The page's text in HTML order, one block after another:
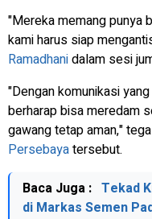
"Mereka memang punya
kami harus siap
Ramadhanidalam sesi
"Dengan komunikasi
berharap bisa meredam
gawang tetap aman,"
Persebayatersebut.
Baca Juga : Tekad
di Markas Semen